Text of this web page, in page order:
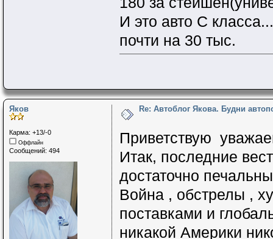
И это авто С
почти на 30 тыс.
Яков
Карма: +13/-0
Оффлайн
Сообщений: 494
Re: Автоблог Якова. Будни
Приветствую
Итак, последние
достаточно
Война , обстрелы ,
поставками и
никакой Америки